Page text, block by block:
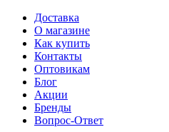
Доставка
О магазине
Как купить
Контакты
Оптовикам
Блог
Акции
Бренды
Вопрос-Ответ